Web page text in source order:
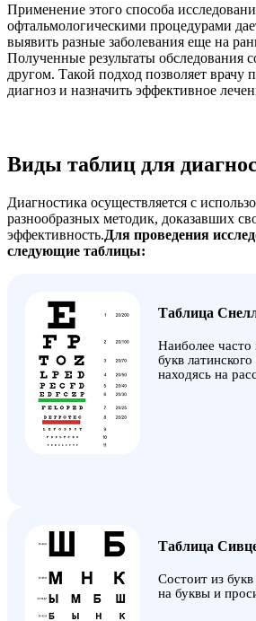
Применение этого способа
офтальмологическими процедурами
выявить разные заболевания еще на
Полученные результаты обследования
другом. Такой подход позволяет врачу
диагноз и назначить эффективное
Виды таблиц для
Диагностика осуществляется с
разнообразных методик, доказавших
эффективность.Для проведения
следующие таблицы:
Таблица
Наиболее
букв
находясь на
Таблица
Состоит из
на буквы и